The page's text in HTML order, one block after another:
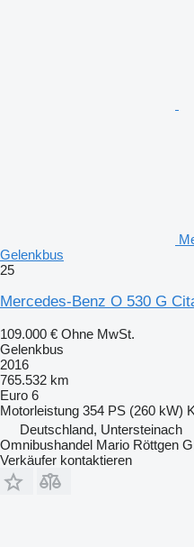
Gelenkbus
25
Mercedes-Benz O 530 G
109.000 € Ohne MwSt.
Gelenkbus
2016
765.532 km
Euro 6
Motorleistung 354 PS (260 kW)
Deutschland, Untersteinach
Omnibushandel Mario Röttgen
Verkäufer kontaktieren